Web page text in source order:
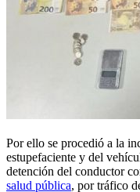
Por ello se procedió a la
estupefaciente y del
detención del conductor
salud pública, por tráfico